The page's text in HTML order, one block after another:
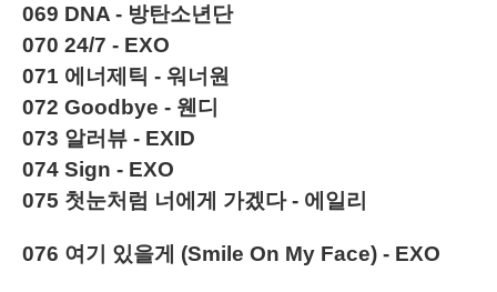
069 DNA - 방탄소년단
070 24/7 - EXO
071 에너제틱 - 워너원
072 Goodbye - 웬디
073 알러뷰 - EXID
074 Sign - EXO
075 첫눈처럼 너에게 가겠다 - 에일리
076 여기 있을게 (Smile On My Face) - EXO